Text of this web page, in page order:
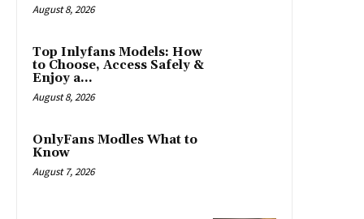
August 8, 2026
Top Inlyfans Models: How
to Choose, Access Safely &
Enjoy a...
August 8, 2026
OnlyFans Modles What to
Know
August 7, 2026